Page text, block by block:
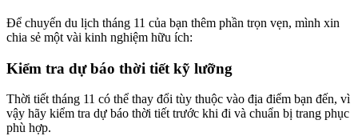
Để chuyến du lịch tháng 11 của bạn thêm phần trọn vẹn, mình xin
chia sẻ một vài kinh nghiệm hữu ích:
Kiểm tra dự báo thời tiết kỹ lưỡng
Thời tiết tháng 11 có thể thay đổi tùy thuộc vào địa điểm bạn đến, vì
vậy hãy kiểm tra dự báo thời tiết trước khi đi và chuẩn bị trang phục
phù hợp.